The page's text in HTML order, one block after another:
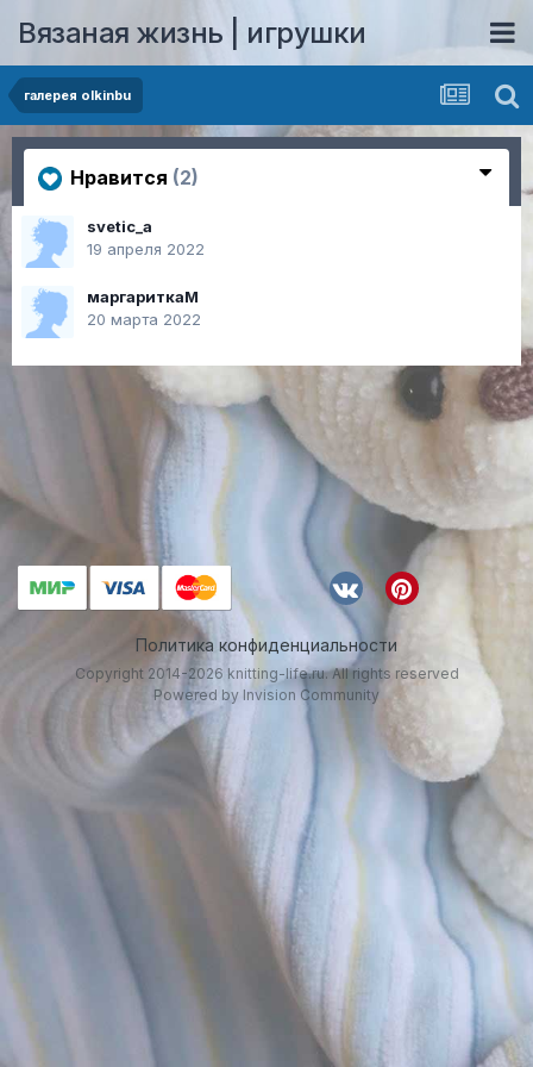
Вязаная жизнь | игрушки
галерея olkinbu
Нравится (2)
svetic_a
19 апреля 2022
маргариткаМ
20 марта 2022
Политика конфиденциальности
Copyright 2014-2026 knitting-life.ru. All rights reserved
Powered by Invision Community